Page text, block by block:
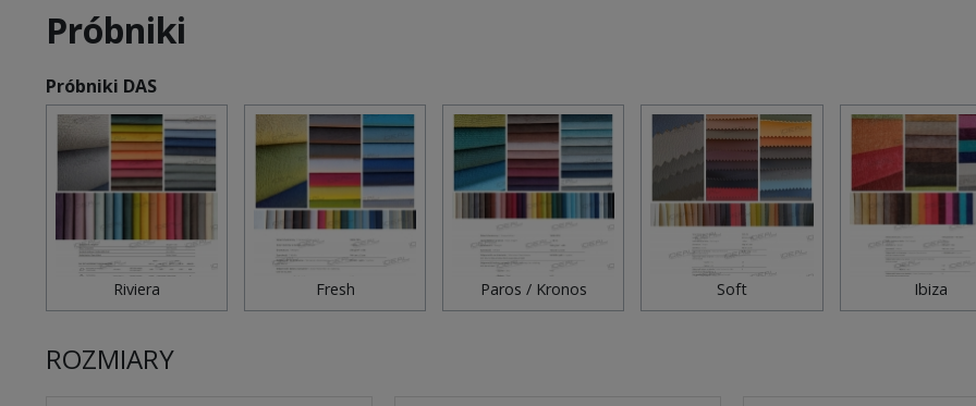
Próbniki
Próbniki DAS
Riviera Fresh Paros / Kronos Soft Ibiza
ROZMIARY